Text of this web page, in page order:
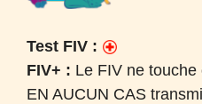
Test FIV :
FIV+ : Le FIV ne
EN AUCUN CAS